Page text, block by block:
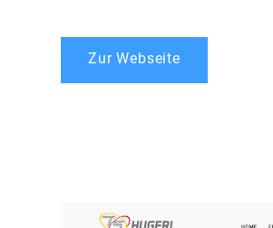
Zur Webseite